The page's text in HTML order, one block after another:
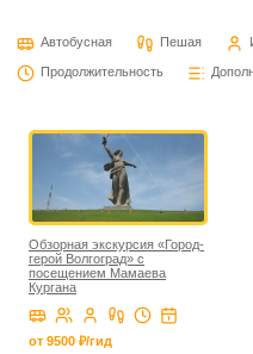
Автобусная Пешая
Продолжительность
Обзорная экскурсия «Город-
герой Волгоград» с
посещением Мамаева
Кургана
от 9500 ₽/гид